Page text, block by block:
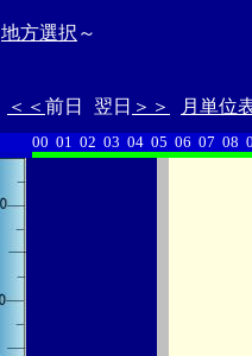
地方選択 ～
＜＜ 前日 翌日 ＞＞ 月単位
00 01 02 03 04 05 06 07 08